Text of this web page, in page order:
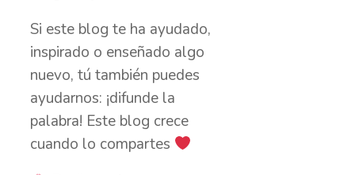
Si este blog te ha ayudado,
inspirado o enseñado algo
nuevo, tú también puedes
ayudarnos: ¡difunde la
palabra! Este blog crece
cuando lo compartes